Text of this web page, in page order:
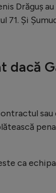
Drăguș
71. Și
dacă
ca